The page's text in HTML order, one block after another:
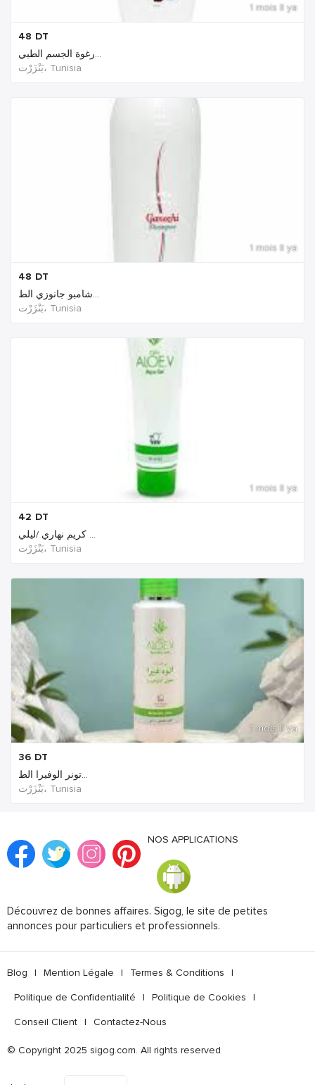
1 mois Il ya
48 DT
رغوة الجسم الطبي...
بَنْزَرْت‎، Tunisia
1 mois Il ya
48 DT
شامبو جانوزي الط...
بَنْزَرْت‎، Tunisia
1 mois Il ya
42 DT
كريم نهاري /ليلي ...
بَنْزَرْت‎، Tunisia
1 mois Il ya
36 DT
تونر الوفيرا الط...
بَنْزَرْت‎، Tunisia
NOS APPLICATIONS
Découvrez de bonnes affaires. Sigog, le site de petites
annonces pour particuliers et professionnels.
Blog | Mention Légale | Termes & Conditions |
Politique de Confidentialité | Politique de Cookies |
Conseil Client | Contactez-Nous
© Copyright 2025 sigog.com. All rights reserved